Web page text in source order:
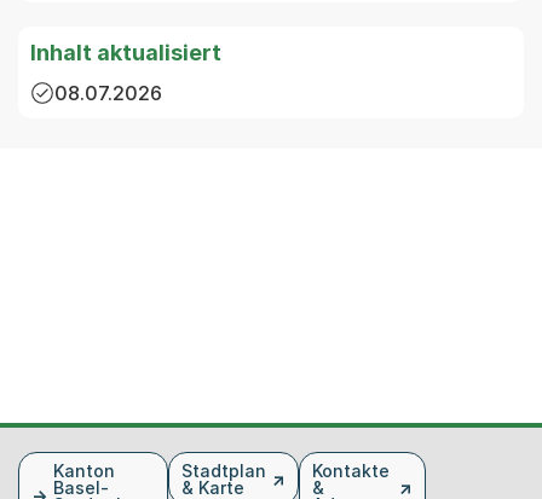
Inhalt aktualisiert
08.07.2026
FusszeileKanton
Basel-
Stadtplan
& Karte
Kontakte
&